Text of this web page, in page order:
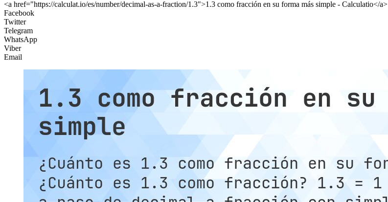
<a href="https://calculat.io/es/number/decimal-as-a-fraction/1.3">1.3 como fracción en su forma más simple - Calculatio</a>
Facebook
Twitter
Telegram
WhatsApp
Viber
Email